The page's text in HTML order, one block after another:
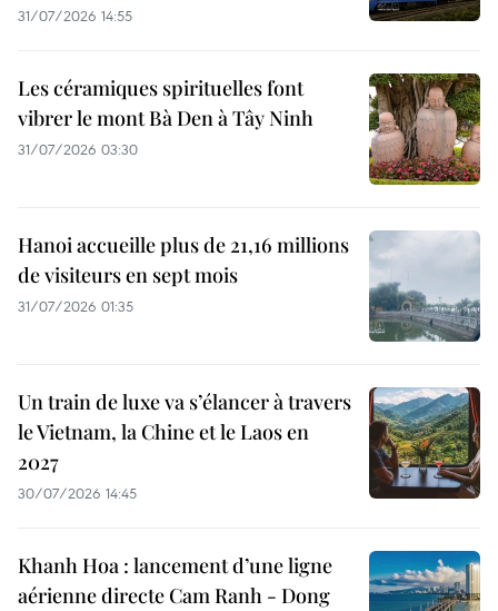
31/07/2026 14:55
Les céramiques spirituelles font
vibrer le mont Bà Den à Tây Ninh
31/07/2026 03:30
Hanoi accueille plus de 21,16 millions
de visiteurs en sept mois ​
31/07/2026 01:35
Un train de luxe va s’élancer à travers
le Vietnam, la Chine et le Laos en
2027
30/07/2026 14:45
Khanh Hoa : lancement d’une ligne
aérienne directe Cam Ranh - Dong